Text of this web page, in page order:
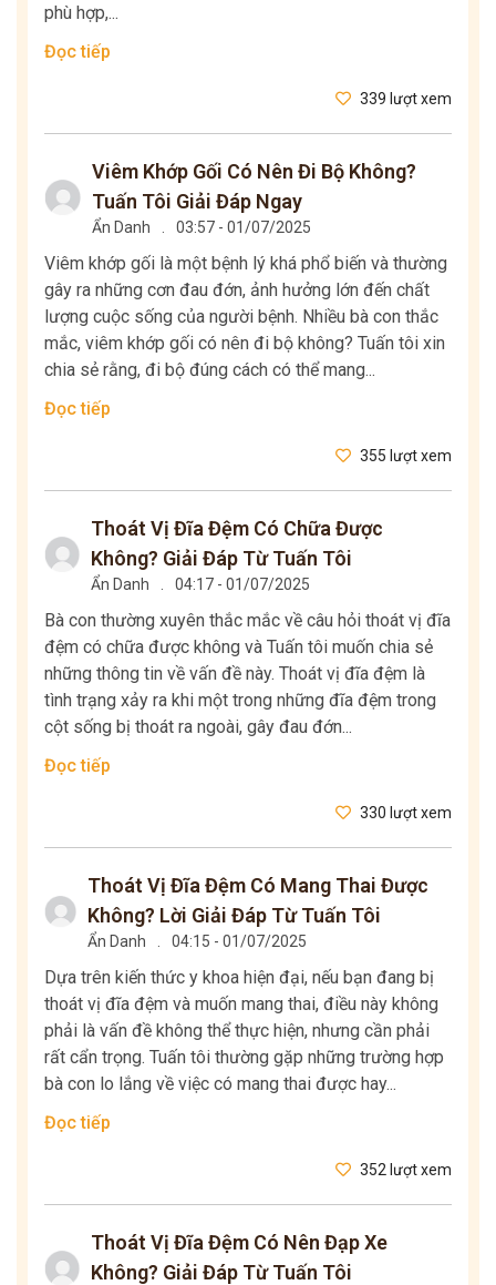
phù hợp,...
Đọc tiếp
339 lượt xem
Viêm Khớp Gối Có Nên Đi Bộ Không?
Tuấn Tôi Giải Đáp Ngay
Ẩn Danh 03:57 - 01/07/2025
Viêm khớp gối là một bệnh lý khá phổ biến và thường
gây ra những cơn đau đớn, ảnh hưởng lớn đến chất
lượng cuộc sống của người bệnh. Nhiều bà con thắc
mắc, viêm khớp gối có nên đi bộ không? Tuấn tôi xin
chia sẻ rằng, đi bộ đúng cách có thể mang...
Đọc tiếp
355 lượt xem
Thoát Vị Đĩa Đệm Có Chữa Được
Không? Giải Đáp Từ Tuấn Tôi
Ẩn Danh 04:17 - 01/07/2025
Bà con thường xuyên thắc mắc về câu hỏi thoát vị đĩa
đệm có chữa được không và Tuấn tôi muốn chia sẻ
những thông tin về vấn đề này. Thoát vị đĩa đệm là
tình trạng xảy ra khi một trong những đĩa đệm trong
cột sống bị thoát ra ngoài, gây đau đớn...
Đọc tiếp
330 lượt xem
Thoát Vị Đĩa Đệm Có Mang Thai Được
Không? Lời Giải Đáp Từ Tuấn Tôi
Ẩn Danh 04:15 - 01/07/2025
Dựa trên kiến thức y khoa hiện đại, nếu bạn đang bị
thoát vị đĩa đệm và muốn mang thai, điều này không
phải là vấn đề không thể thực hiện, nhưng cần phải
rất cẩn trọng. Tuấn tôi thường gặp những trường hợp
bà con lo lắng về việc có mang thai được hay...
Đọc tiếp
352 lượt xem
Thoát Vị Đĩa Đệm Có Nên Đạp Xe
Không? Giải Đáp Từ Tuấn Tôi